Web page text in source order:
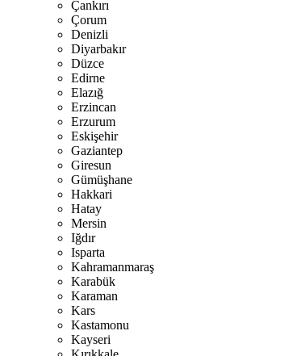
Çankırı
Çorum
Denizli
Diyarbakır
Düzce
Edirne
Elazığ
Erzincan
Erzurum
Eskişehir
Gaziantep
Giresun
Gümüşhane
Hakkari
Hatay
Mersin
Iğdır
Isparta
Kahramanmaraş
Karabük
Karaman
Kars
Kastamonu
Kayseri